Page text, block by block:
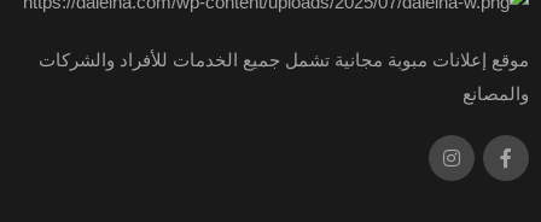
موقع إعلانات مبوبة مجانية تشمل جميع الخدمات للأفراد والشركات
والمصانع